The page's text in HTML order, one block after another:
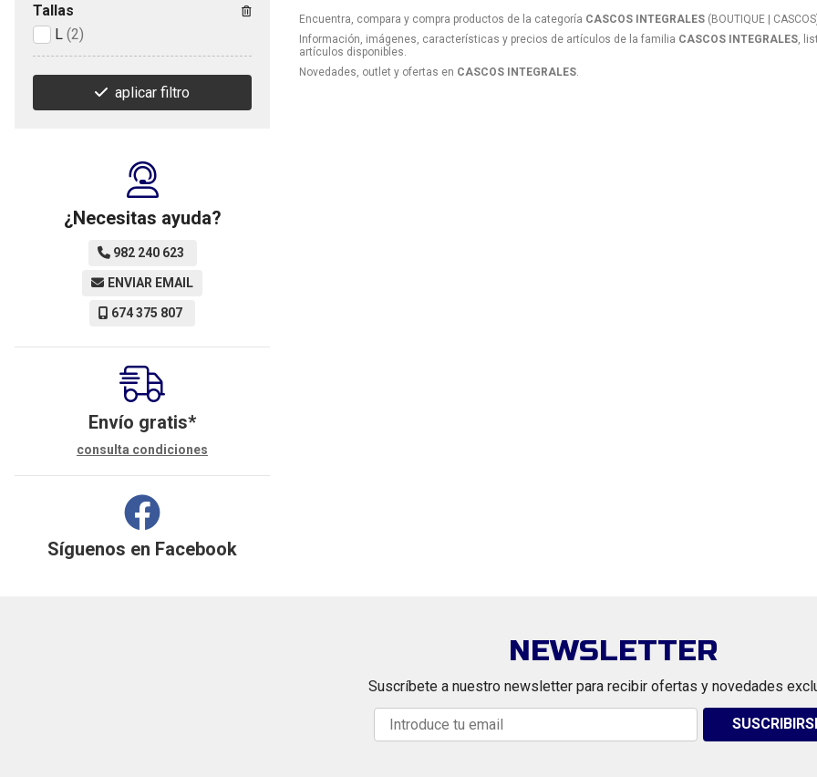
Encuentra, compara y compra productos de la categoría CASCOS INTEGRALES (BOUTIQUE |
Información, imágenes, características y precios de artículos de la familia CASCOS INTEGRALES ,
artículos disponibles.
Novedades, outlet y ofertas en CASCOS INTEGRALES
Tallas
L (2)
aplicar filtro
¿Necesitas ayuda?
982 240 623
ENVIAR EMAIL
674 375 807
Envío gratis*
consulta condiciones
Síguenos en Facebook
NEWSLETTER
Suscríbete a nuestro newsletter para recibir ofertas y novedades